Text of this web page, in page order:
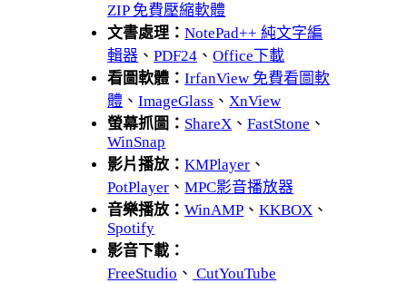
ZIP 免費壓縮軟體
文書處理：NotePad++ 純文字編
輯器 、PDF24 、Office下載
看圖軟體：IrfanView 免費看圖軟
體 、ImageGlass 、 XnView
螢幕抓圖： ShareX 、FastStone 、
WinSnap
影片播放：KMPlayer 、
PotPlayer 、MPC影音播放器
音樂播放：WinAMP 、KKBOX 、
Spotify
影音下載：
FreeStudio 、 CutYouTube